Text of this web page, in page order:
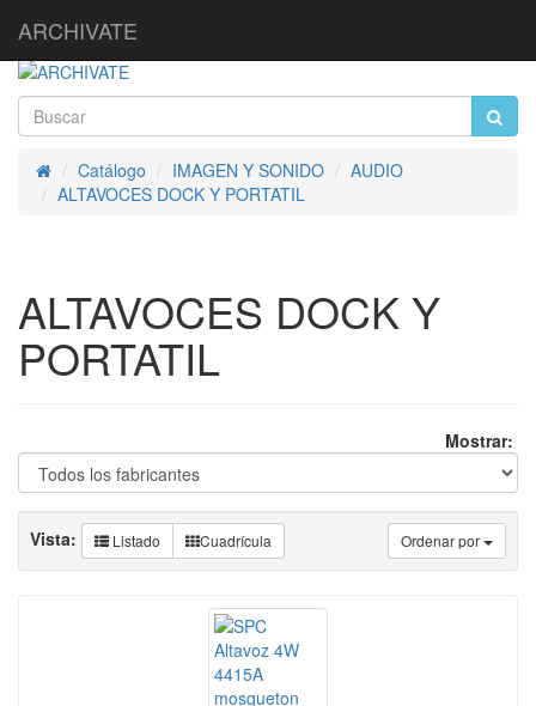
ARCHIVATE
InicioCatálogo IMAGEN Y SONIDO
AUDIO
ALTAVOCES DOCK Y PORTATIL
ALTAVOCES DOCK Y
PORTATIL
Mostrar:
Ordenar por
Vista: Listado Cuadrícula